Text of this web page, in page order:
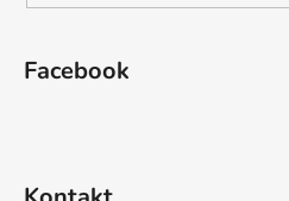
Facebook